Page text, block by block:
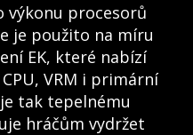
výkonu procesorů
je použito na míru
EK, které nabízí
VRM i primární
tak tepelnému
hráčům vydržet